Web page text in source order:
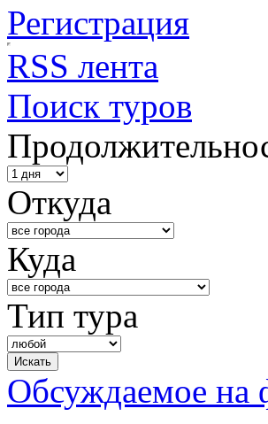
Регистрация
RSS лента
Поиск туров
Откуда
Куда
Тип тура
Обсуждаемое на